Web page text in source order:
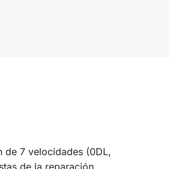
de 7 velocidades (0DL,